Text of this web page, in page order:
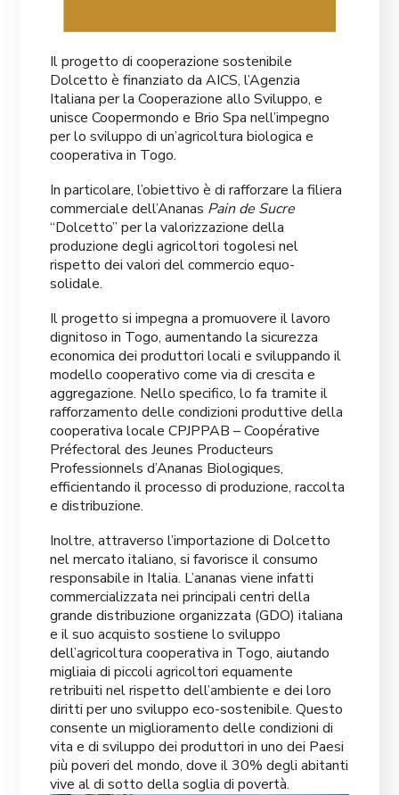
Il progetto di cooperazione sostenibile
Dolcetto è finanziato da AICS, l’Agenzia
Italiana per la Cooperazione allo Sviluppo, e
unisce Coopermondo e Brio Spa nell’impegno
per lo sviluppo di un’agricoltura biologica e
cooperativa in Togo.
In particolare, l’obiettivo è di rafforzare la filiera
commerciale dell’Ananas Pain de Sucre
“Dolcetto” per la valorizzazione della
produzione degli agricoltori togolesi nel
rispetto dei valori del commercio equo-
solidale.
Il progetto si impegna a promuovere il lavoro
dignitoso in Togo, aumentando la sicurezza
economica dei produttori locali e sviluppando il
modello cooperativo come via di crescitae
aggregazione. Nello specifico, lo fa tramite il
rafforzamento delle condizioni produttive della
cooperativa locale CPJPPAB – Coopérative
Préfectoral des Jeunes Producteurs
Professionnels d’Ananas Biologiques,
efficientando il processo di produzione, raccolta
e distribuzione.
Inoltre, attraverso l’importazione di Dolcetto
nel mercato italiano, si favorisce il consumo
responsabile in Italia. L’ananas viene infatti
commercializzata nei principali centri della
grande distribuzione organizzata (GDO) italiana
e il suo acquisto sostiene lo sviluppo
dell’agricoltura cooperativa in Togo, aiutando
migliaia di piccoli agricoltori equamente
retribuiti nel rispetto dell’ambiente e dei loro
diritti per uno sviluppo eco-sostenibile. Questo
consente un miglioramento delle condizioni di
vita e di sviluppo dei produttori in uno dei Paesi
più poveri del mondo, dove il 30% degli abitanti
vive al di sotto della soglia di povertà.